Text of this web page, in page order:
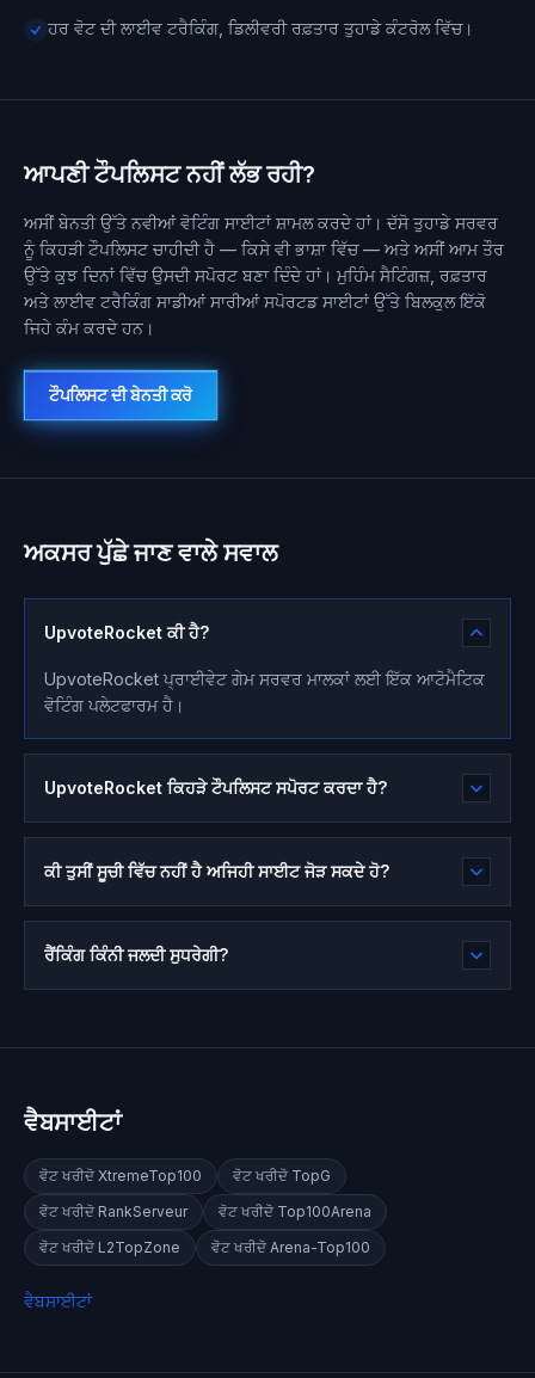
ਹਰ ਵੋਟ ਦੀ ਲਾਈਵ ਟਰੈਕਿੰਗ, ਡਿਲੀਵਰੀ ਰਫ਼ਤਾਰ ਤੁਹਾਡੇ ਕੰਟਰੋਲ ਵਿੱਚ।
ਆਪਣੀ ਟੌਪਲਿਸਟ ਨਹੀਂ ਲੱਭ ਰਹੀ?
ਅਸੀਂ ਬੇਨਤੀ ਉੱਤੇ ਨਵੀਆਂ ਵੋਟਿੰਗ ਸਾਈਟਾਂ ਸ਼ਾਮਲ ਕਰਦੇ ਹਾਂ। ਦੱਸੋ ਤੁਹਾਡੇ ਸਰਵਰ
ਨੂੰ ਕਿਹੜੀ ਟੌਪਲਿਸਟ ਚਾਹੀਦੀ ਹੈ — ਕਿਸੇ ਵੀ ਭਾਸ਼ਾ ਵਿੱਚ — ਅਤੇ ਅਸੀਂ ਆਮ ਤੌਰ
ਉੱਤੇ ਕੁਝ ਦਿਨਾਂ ਵਿੱਚ ਉਸਦੀ ਸਪੋਰਟ ਬਣਾ ਦਿੰਦੇ ਹਾਂ। ਮੁਹਿੰਮ ਸੈਟਿੰਗਜ਼, ਰਫ਼ਤਾਰ
ਅਤੇ ਲਾਈਵ ਟਰੈਕਿੰਗ ਸਾਡੀਆਂ ਸਾਰੀਆਂ ਸਪੋਰਟਡ ਸਾਈਟਾਂ ਉੱਤੇ ਬਿਲਕੁਲ ਇੱਕੋ
ਜਿਹੇ ਕੰਮ ਕਰਦੇ ਹਨ।
ਟੌਪਲਿਸਟ ਦੀ ਬੇਨਤੀ ਕਰੋ
ਅਕਸਰ ਪੁੱਛੇ ਜਾਣ ਵਾਲੇ ਸਵਾਲ
UpvoteRocket ਕੀ ਹੈ?
UpvoteRocket ਪ੍ਰਾਈਵੇਟ ਗੇਮ ਸਰਵਰ ਮਾਲਕਾਂ ਲਈ ਇੱਕ ਆਟੋਮੈਟਿਕ
ਵੋਟਿੰਗ ਪਲੇਟਫਾਰਮ ਹੈ।
UpvoteRocket ਕਿਹੜੇ ਟੌਪਲਿਸਟ ਸਪੋਰਟ ਕਰਦਾ ਹੈ?
ਕੀ ਤੁਸੀਂ ਸੂਚੀ ਵਿੱਚ ਨਹੀਂ ਹੈ ਅਜਿਹੀ ਸਾਈਟ ਜੋੜ ਸਕਦੇ ਹੋ?
ਰੈਂਕਿੰਗ ਕਿੰਨੀ ਜਲਦੀ ਸੁਧਰੇਗੀ?
ਵੈਬਸਾਈਟਾਂ
ਵੋਟ ਖਰੀਦੋ XtremeTop100 ਵੋਟ ਖਰੀਦੋ TopG
ਵੋਟ ਖਰੀਦੋ RankServeur ਵੋਟ ਖਰੀਦੋ Top100Arena
ਵੋਟ ਖਰੀਦੋ L2TopZone ਵੋਟ ਖਰੀਦੋ Arena-Top100
ਵੈਬਸਾਈਟਾਂ